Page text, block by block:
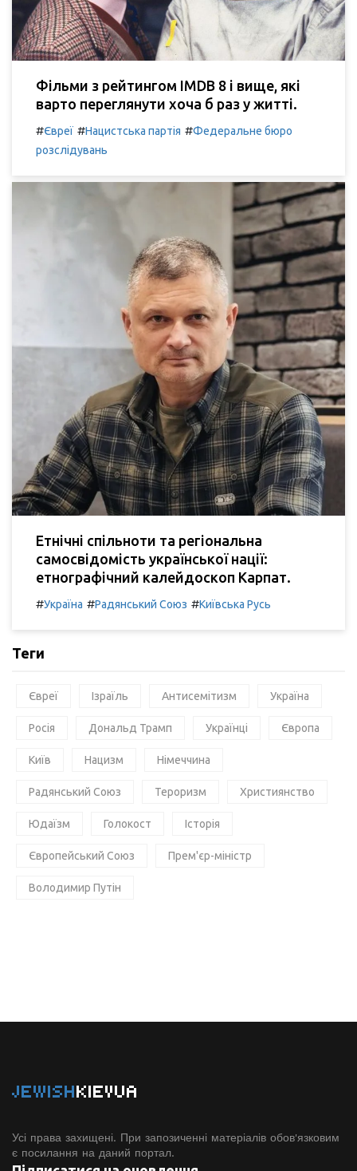
Фільми з рейтингом IMDB 8 і вище, які
варто переглянути хоча б раз у житті.
#Євреї #Нацистська партія #Федеральне бюро
розслідувань
Етнічні спільноти та регіональна
самосвідомість української нації:
етнографічний калейдоскоп Карпат.
#Україна #Радянський Союз #Київська Русь
Теги
Євреї Ізраїль Антисемітизм Україна
Росія Дональд Трамп Українці Європа
Київ Нацизм Німеччина
Радянський Союз Тероризм Християнство
Юдаїзм Голокост Історія
Європейський Союз Прем'єр-міністр
Володимир Путін
JEWISHKIEVUA
Усі права захищені. При запозиченні матеріалів обов'язковим
є посилання на даний портал.